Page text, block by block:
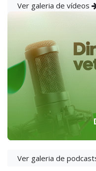
Ver galeria de vídeos
Ver galeria de